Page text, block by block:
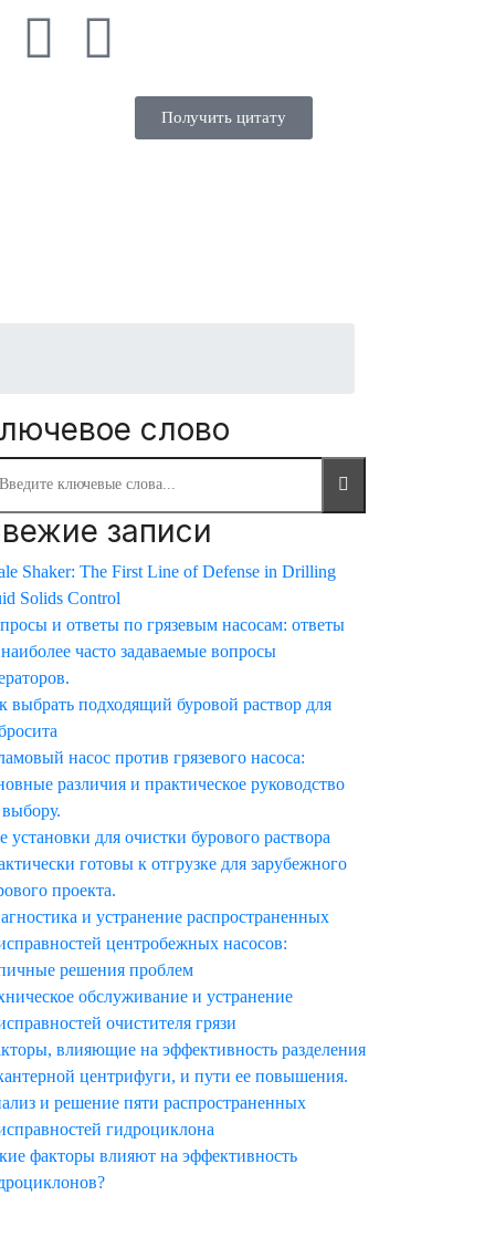
Получить цитату
слово
записи
Shaker: The First Line of Defense in Drilling
Solids Control
и ответы по грязевым насосам: ответы
часто задаваемые вопросы
выбрать подходящий буровой раствор для
насос против грязевого насоса:
различия и практическое руководство
установки для очистки бурового раствора
готовы к отгрузке для зарубежного
проекта.
и устранение распространенных
центробежных насосов:
решения проблем
обслуживание и устранение
очистителя грязи
влияющие на эффективность разделения
центрифуги, и пути ее повышения.
и решение пяти распространенных
гидроциклона
факторы влияют на эффективность